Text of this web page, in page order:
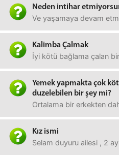
Neden intihar
Ve yaşamaya devam
Kalimba Çalmak
İyi kötü bağlama çalan
Yemek yapmakta çok
duzelebilen bir şey mi?
Ortalama bir erkekten
Kız ismi
Selam duyuru ailesi , 2